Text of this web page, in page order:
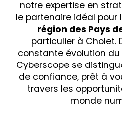
notre expertise en
le partenaire idéal pour
région des Pays
particulier à Cholet.
constante évolution
Cyberscope se
de confiance, prêt à
travers les
monde